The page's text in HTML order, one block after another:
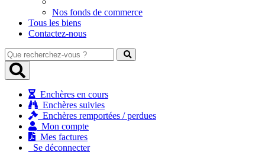
Nos fonds de commerce
Tous les biens
Contactez-nous
Que
recherchez-
vous
Enchères en cours
Enchères suivies
Enchères remportées / perdues
Mon compte
Mes factures
Se déconnecter